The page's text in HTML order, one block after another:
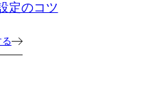
定のコツ
る